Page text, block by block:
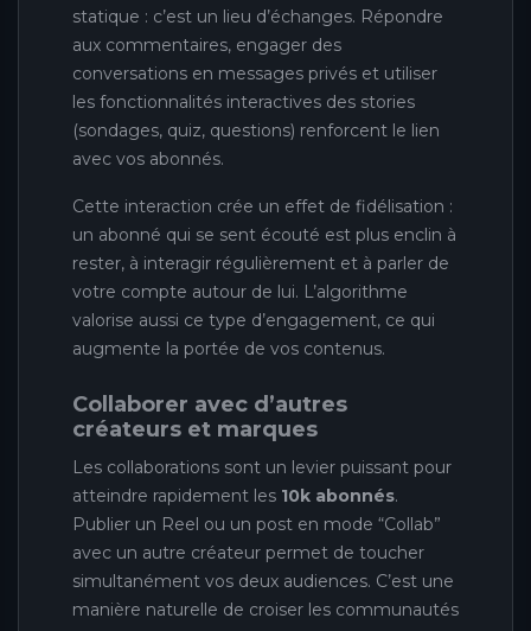
statique : c’est un lieu d’échanges. Répondre
aux commentaires, engager des
conversations en messages privés et utiliser
les fonctionnalités interactives des stories
(sondages, quiz, questions) renforcent le lien
avec vos abonnés.
Cette interaction crée un effet de fidélisation :
un abonné qui se sent écouté est plus enclin à
rester, à interagir régulièrement et à parler de
votre compte autour de lui. L’algorithme
valorise aussi ce type d’engagement, ce qui
augmente la portée de vos contenus.
Collaborer avec d’autres
créateurs et marques
Les collaborations sont un levier puissant pour
atteindre rapidement les 10k abonnés.
Publier un Reel ou un post en mode “Collab”
avec un autre créateur permet de toucher
simultanément vos deux audiences. C’est une
manière naturelle de croiser les communautés